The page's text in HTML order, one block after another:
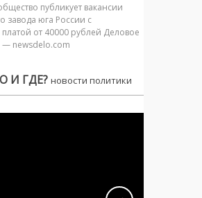
публикует вакансии
завода юга России с
от 40000 рублей Деловое
— newsdelo.com
И ГДЕ? новости политики